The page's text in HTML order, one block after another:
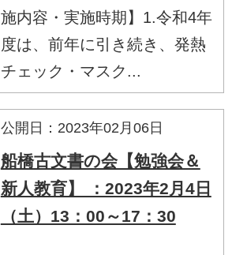
施内容・実施時期】1.令和4年
度は、前年に引き続き、発熱
チェック・マスク...
公開日：2023年02月06日
船橋古文書の会【勉強会＆
新人教育】 ：2023年2月4日
（土）13：00～17：30